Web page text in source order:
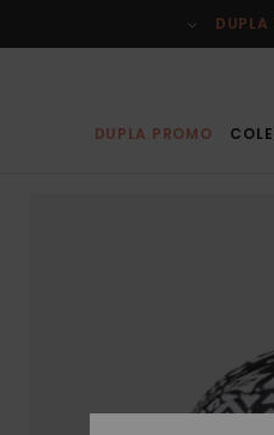
DUPLA
DUPLA PROMO